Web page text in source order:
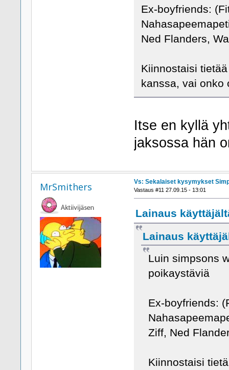
Ex-boyfriends:
Ned Flanders,
Kiinnostaisi
kanssa, vai onko
Itse en kyllä
jaksossa hän
MrSmithers Vs: Sekalaiset kysymykset
Vastaus #11 27.09.15 - 13:01
Lainaus
Lainaus
Luin simpsons
poikaystäviä
Ex-boyfriends:
Ziff, Ned
Kiinnostaisi